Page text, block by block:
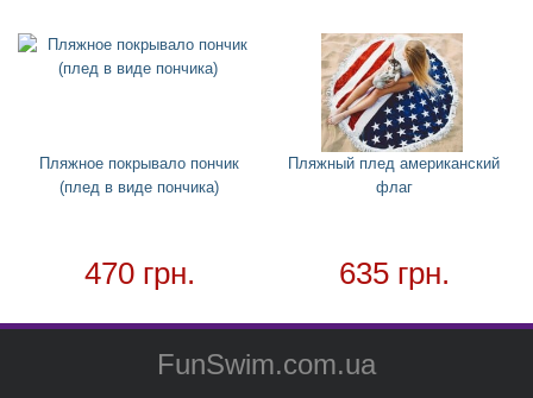
Пляжное покрывало пончик
(плед в виде пончика)
470 грн.
Пляжный плед американский
флаг
635 грн.
FunSwim.com.ua